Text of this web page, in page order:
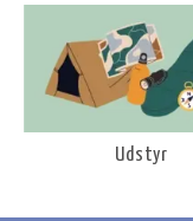
Udstyr